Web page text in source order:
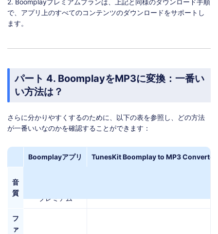
2. Boomplayプレミアムプランは、上記と同様のダウンロード手順
で、アプリ上のすべてのコンテンツのダウンロードをサポートし
ます。
パート 4. BoomplayをMP3に変換：一番い
い方法は？
さらに分かりやすくするのために、以下の表を参照し、どの方法
が一番いいなのかを確認することができます：
Boomplayアプリ TunesKit Boomplay to MP3 Converter
音
質
プレミアム
フ
ァ